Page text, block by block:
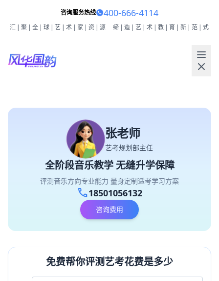
咨询服务热线 400-666-4114
汇|聚|全|球|艺|术|家|资|源 缔|造|艺|术|教|育|新|范|式
张老师
艺考规划部主任
全阶段音乐教学 无缝升学保障
评测音乐方向专业能力 量身定制适考学习方案
call18501056132
咨询费用
免费帮你评测艺考花费是多少